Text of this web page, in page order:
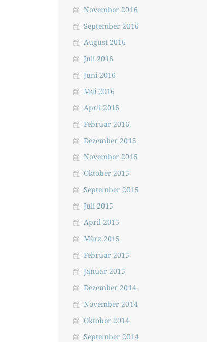
November 2016
September 2016
August 2016
Juli 2016
Juni 2016
Mai 2016
April 2016
Februar 2016
Dezember 2015
November 2015
Oktober 2015
September 2015
Juli 2015
April 2015
März 2015
Februar 2015
Januar 2015
Dezember 2014
November 2014
Oktober 2014
September 2014